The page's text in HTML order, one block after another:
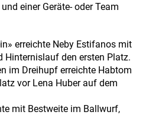
einer Geräte- oder Team
erreichte Neby Estifanos mit
Hinternislauf den ersten Platz.
im Dreihupf erreichte Habtom
vor Lena Huber auf dem
mit Bestweite im Ballwurf,